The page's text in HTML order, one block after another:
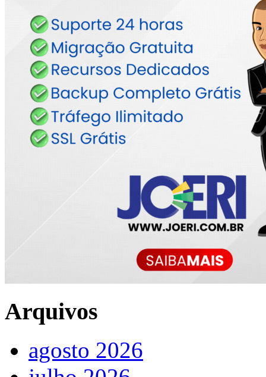
Arquivos
agosto 2026